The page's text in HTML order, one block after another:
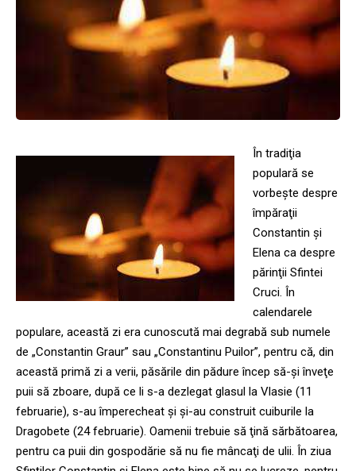
În tradiţia
populară se
vorbeşte despre
împăraţii
Constantin şi
Elena ca despre
părinţii Sfintei
Cruci. În
calendarele
populare, această zi era cunoscută mai degrabă sub numele
de „Constantin Graur” sau „Constantinu Puilor”, pentru că, din
această primă zi a verii, păsările din pădure încep să-şi înveţe
puii să zboare, după ce li s-a dezlegat glasul la Vlasie (11
februarie), s-au împerecheat şi şi-au construit cuiburile la
Dragobete (24 februarie). Oamenii trebuie să ţină sărbătoarea,
pentru ca puii din gospodărie să nu fie mâncaţi de ulii. În ziua